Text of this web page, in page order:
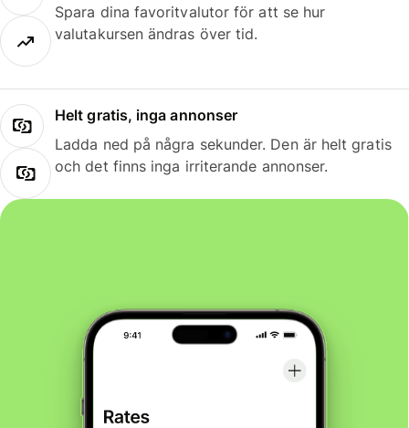
Spara dina favoritvalutor för att se hur
valutakursen ändras över tid.
Helt gratis, inga annonser
Ladda ned på några sekunder. Den är helt gratis
och det finns inga irriterande annonser.